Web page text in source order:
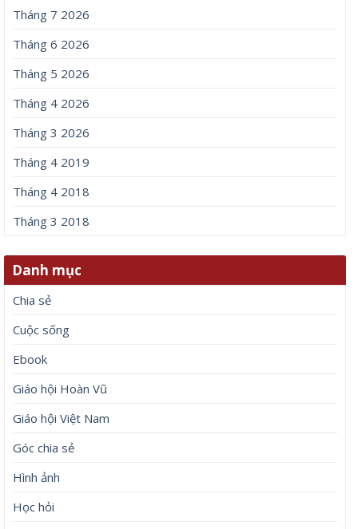
Tháng 7 2026
Tháng 6 2026
Tháng 5 2026
Tháng 4 2026
Tháng 3 2026
Tháng 4 2019
Tháng 4 2018
Tháng 3 2018
Danh mục
Chia sẻ
Cuộc sống
Ebook
Giáo hội Hoàn Vũ
Giáo hội Việt Nam
Góc chia sẻ
Hình ảnh
Học hỏi